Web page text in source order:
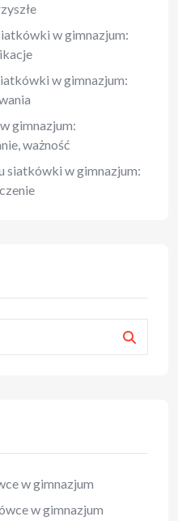
w gimnazjum:
w gimnazjum:
gimnazjum:
ważność
siatkówki w gimnazjum:
w gimnazjum
w gimnazjum